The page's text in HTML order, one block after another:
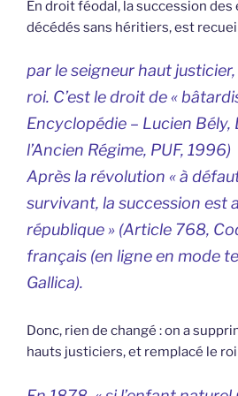
En droit féodal, la succession
décédés sans héritiers, est
par le seigneur haut
roi. C’est le droit de «
Encyclopédie – Lucien
l’Ancien Régime, PUF, 1996)
Après la révolution « à
survivant, la succession est
république » (Article 768,
français (en ligne en mode
Gallica).
Donc, rien de changé : on a
hauts justiciers, et remplacé le